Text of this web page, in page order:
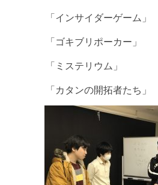
「インサイダーゲーム」
「ゴキブリポーカー」
「ミステリウム」
「カタンの開拓者たち」